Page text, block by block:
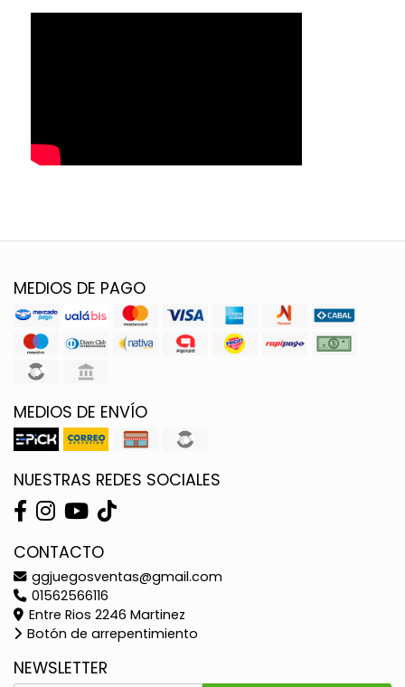
MEDIOS DE PAGO
MEDIOS DE ENVÍO
NUESTRAS REDES SOCIALES
CONTACTO
ggjuegosventas@gmail.com
01562566116
Entre Rios 2246 Martinez
Botón de arrepentimiento
NEWSLETTER